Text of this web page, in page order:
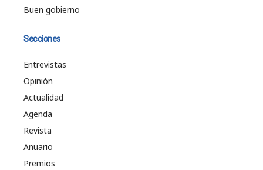
Buen gobierno
Secciones
Entrevistas
Opinión
Actualidad
Agenda
Revista
Anuario
Premios